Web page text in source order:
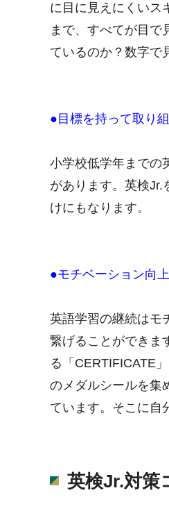
に目に見えにくいス
まで、すべてが目で
ているのか？数字で
●目標を持って取り
小学校低学年までの
があります。英検Jr.
けにもなります。
●モチベーション向
英語学習の継続はモ
繋げることができま
る「CERTIFICATE
のメダルシールを集
ています。そこに自
英検Jr.対策